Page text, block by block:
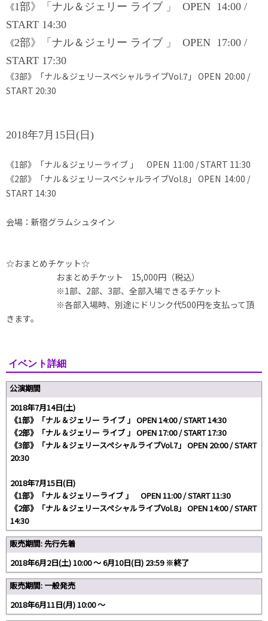
《1部》「ナル＆ジェリー ライブ 」
OPEN 14:00 /
START 14:30
《2部》「ナル＆ジェリー ライブ 」 OPEN 17:00 /
START 17:30
《3部》「ナル＆ジェリースペシャルライブVol.7 」 OPEN 20:00 /
START 20:30
2018年7月15日(日)
《1部》「ナル＆ジェリーライブ 」 OPEN 11:00 / START 11:30
《2部》「ナル＆ジェリースペシャルライブVol.8 」 OPEN 14:00 /
START 14:30
会場：新宿グラムシュタイン
☆おまとめチケット☆
おまとめチケット 15,000円（税込）
※1部、 2部、 3部、 全部入場できるチケット
※各部入場時、別途にドリンク代500円を支払って頂
きます。
イベント詳細
公演期間
2018年7月14日(土)
《1部》「ナル＆ジェリー ライブ 」 OPEN 14:00 / START 14:30
《2部》「ナル＆ジェリー ライブ 」 OPEN 17:00 / START 17:30
《3部》「ナル＆ジェリースペシャルライブVol.7」 OPEN 20:00 / START
20:30
2018年7月15日(日)
《1部》「ナル＆ジェリーライブ 」 OPEN 11:00 / START 11:30
《2部》「ナル＆ジェリースペシャルライブVol.8」 OPEN 14:00 / START
14:30
販売期間: 先行先着
2018年6月2日(土) 10:00 〜 6月10日(日) 23:59 ※終了
販売期間: 一般発売
2018年6月11日(月) 10:00 〜